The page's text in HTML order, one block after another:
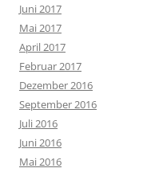
Juni 2017
Mai 2017
April 2017
Februar 2017
Dezember 2016
September 2016
Juli 2016
Juni 2016
Mai 2016